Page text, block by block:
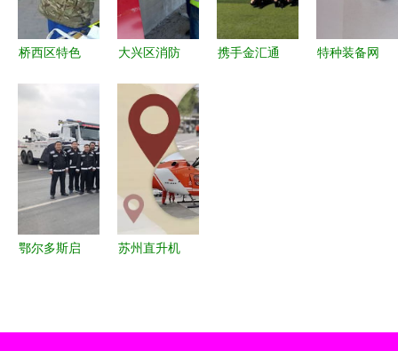
桥西区特色
新模式 救
援服务点亮
社区安全之
大兴区消防
入施工现
场，以技术
服务筑牢安
全防线
携手金汇通
特种装备网
鄂尔多斯启
苏州直升机